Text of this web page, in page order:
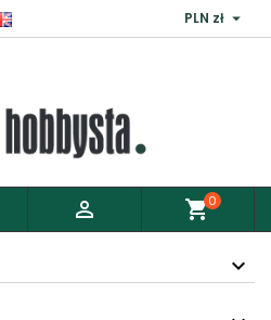
PLN zł 
 shopping_cart0
×
Schowka, musisz się
Zaloguj